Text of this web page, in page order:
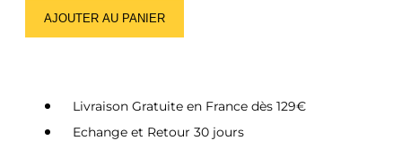
AJOUTER AU PANIER
Livraison Gratuite en France dès 129€
Echange et Retour 30 jours